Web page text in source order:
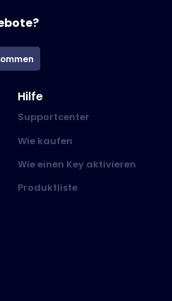
Hilfe
Supportcenter
Wie kaufen
Wie einen Key aktivieren
Produktliste